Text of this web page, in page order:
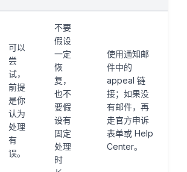
可以
尝
试，
前提
是你
认为
处理
有
误。
不要
假设
一定
恢
复，
也不
要假
设有
固定
处理
时
使用通知邮
件中的
appeal 链
接；如果没
有邮件，再
走官方申诉
表单或 Help
Center。